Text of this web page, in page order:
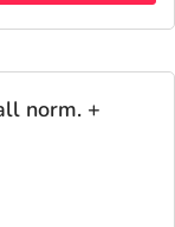
norm. +